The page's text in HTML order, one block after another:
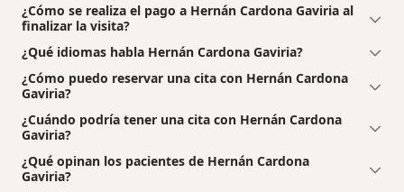
¿Cómo se realiza el pago a Hernán Cardona Gaviria al
finalizar la visita?
¿Qué idiomas habla Hernán Cardona Gaviria?
¿Cómo puedo reservar una cita con Hernán Cardona
Gaviria?
¿Cuándo podría tener una cita con Hernán Cardona
Gaviria?
¿Qué opinan los pacientes de Hernán Cardona
Gaviria?